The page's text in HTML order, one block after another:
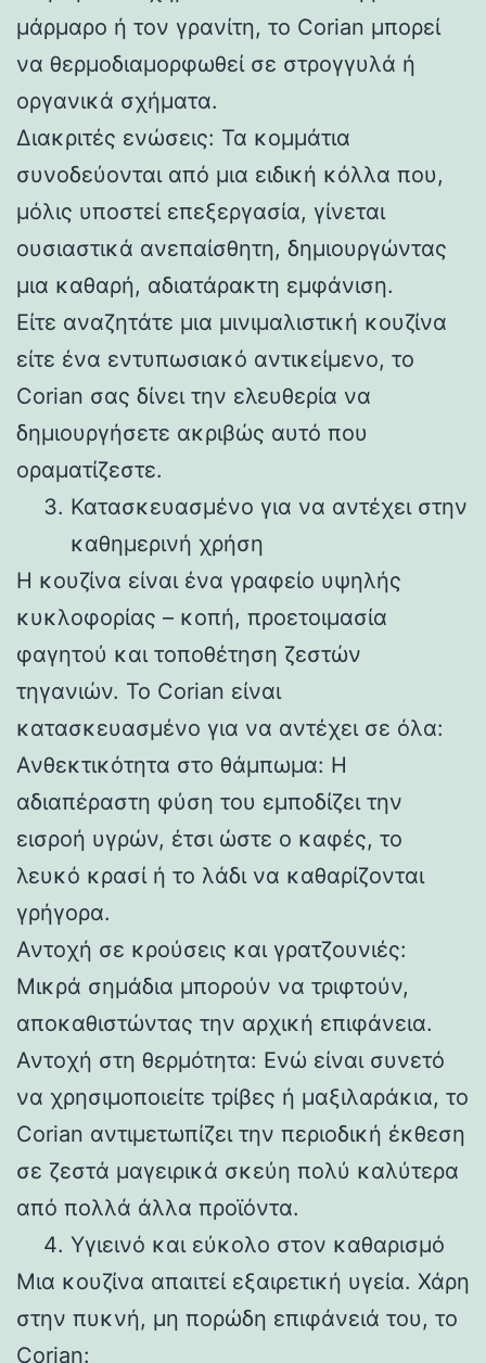
μάρμαρο ή τον γρανίτη, το Corian μπορεί
να θερμοδιαμορφωθεί σε στρογγυλά ή
οργανικά σχήματα.
Διακριτές ενώσεις: Τα κομμάτια
συνοδεύονται από μια ειδική κόλλα που,
μόλις υποστεί επεξεργασία, γίνεται
ουσιαστικά ανεπαίσθητη, δημιουργώντας
μια καθαρή, αδιατάρακτη εμφάνιση.
Είτε αναζητάτε μια μινιμαλιστική κουζίνα
είτε ένα εντυπωσιακό αντικείμενο, το
Corian σας δίνει την ελευθερία να
δημιουργήσετε ακριβώς αυτό που
οραματίζεστε.
Κατασκευασμένο για να αντέχει στην
καθημερινή χρήση
Η κουζίνα είναι ένα γραφείο υψηλής
κυκλοφορίας – κοπή, προετοιμασία
φαγητού και τοποθέτηση ζεστών
τηγανιών. Το Corian είναι
κατασκευασμένο για να αντέχει σε όλα:
Ανθεκτικότητα στο θάμπωμα: Η
αδιαπέραστη φύση του εμποδίζει την
εισροή υγρών, έτσι ώστε ο καφές, το
λευκό κρασί ή το λάδι να καθαρίζονται
γρήγορα.
Αντοχή σε κρούσεις και γρατζουνιές:
Μικρά σημάδια μπορούν να τριφτούν,
αποκαθιστώντας την αρχική επιφάνεια.
Αντοχή στη θερμότητα: Ενώ είναι συνετό
να χρησιμοποιείτε τρίβες ή μαξιλαράκια, το
Corian αντιμετωπίζει την περιοδική έκθεση
σε ζεστά μαγειρικά σκεύη πολύ καλύτερα
από πολλά άλλα προϊόντα.
Υγιεινό και εύκολο στον καθαρισμό
Μια κουζίνα απαιτεί εξαιρετική υγεία. Χάρη
στην πυκνή, μη πορώδη επιφάνειά του, το
Corian: